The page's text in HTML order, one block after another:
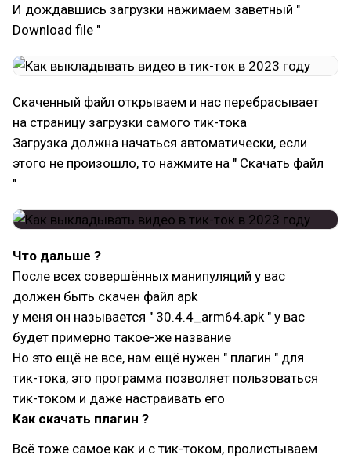
И дождавшись загрузки нажимаем заветный "
Download file "
Скаченный файл открываем и нас перебрасывает
на страницу загрузки самого тик-тока
Загрузка должна начаться автоматически, если
этого не произошло, то нажмите на " Скачать файл
"
Что дальше ?
После всех совершённых манипуляций у вас
должен быть скачен файл apk
у меня он называется " 30.4.4_arm64.apk " у вас
будет примерно такое-же название
Но это ещё не все, нам ещё нужен " плагин " для
тик-тока, это программа позволяет пользоваться
тик-током и даже настраивать его
Как скачать плагин ?
Всё тоже самое как и с тик-током, пролистываем